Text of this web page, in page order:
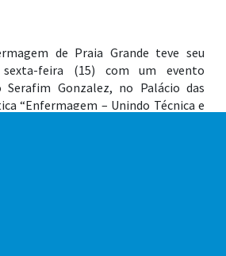
de Praia Grande teve seu
feira (15) com um evento
Gonzalez, no Palácio das
“Enfermagem – Unindo Técnica e